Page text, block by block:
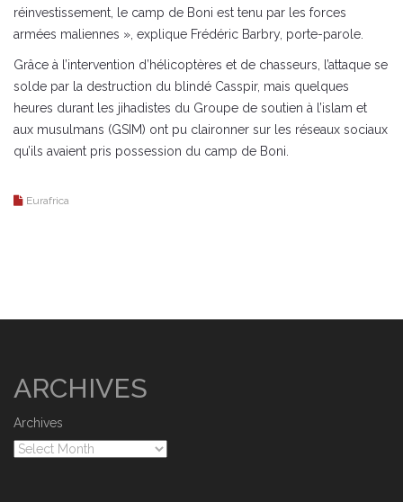
réinvestissement, le camp de Boni est tenu par les forces
armées maliennes », explique Frédéric Barbry, porte-parole.
Grâce à l’intervention d’hélicoptères et de chasseurs, l’attaque se
solde par la destruction du blindé Casspir, mais quelques
heures durant les jihadistes du Groupe de soutien à l’islam et
aux musulmans (GSIM) ont pu claironner sur les réseaux sociaux
qu’ils avaient pris possession du camp de Boni.
Eurafrica
ARCHIVES
Archives